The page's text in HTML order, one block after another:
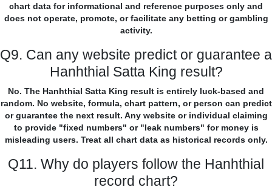
chart data for informational and reference purposes only and
does not operate, promote, or facilitate any betting or gambling
activity.
Q9. Can any website predict or guarantee a
Hanhthial Satta King result?
No. The Hanhthial Satta King result is entirely luck-based and
random. No website, formula, chart pattern, or person can predict
or guarantee the next result. Any website or individual claiming
to provide "fixed numbers" or "leak numbers" for money is
misleading users. Treat all chart data as historical records only.
Q11. Why do players follow the Hanhthial
record chart?